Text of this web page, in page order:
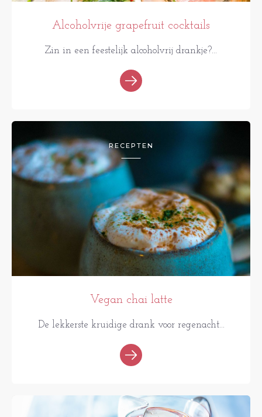
Alcoholvrije grapefruit cocktails
Zin in een feestelijk alcoholvrij drankje?...
RECEPTEN
Vegan chai latte
De lekkerste kruidige drank voor regenacht...